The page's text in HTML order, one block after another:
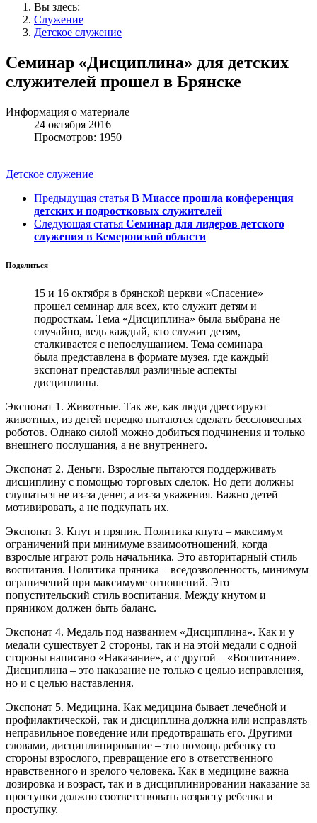
Вы здесь:
Служение
Детское служение
Семинар «Дисциплина» для детских
служителей прошел в Брянске
Информация о материале
24 октября 2016
Просмотров: 1950
Детское служение
Предыдущая статья В Миассе прошла конференция
детских и подростковых служителей
Следующая статья Семинар для лидеров детского
служения в Кемеровской области
Поделиться
15 и 16 октября в брянской церкви «Спасение»
прошел семинар для всех, кто служит детям и
подросткам. Тема «Дисциплина» была выбрана не
случайно, ведь каждый, кто служит детям,
сталкивается с непослушанием. Тема семинара
была представлена в формате музея, где каждый
экспонат представлял различные аспекты
дисциплины.
Экспонат 1. Животные. Так же, как люди дрессируют
животных, из детей нередко пытаются сделать бессловесных
роботов. Однако силой можно добиться подчинения и только
внешнего послушания, а не внутреннего.
Экспонат 2. Деньги. Взрослые пытаются поддерживать
дисциплину с помощью торговых сделок. Но дети должны
слушаться не из-за денег, а из-за уважения. Важно детей
мотивировать, а не подкупать их.
Экспонат 3. Кнут и пряник. Политика кнута – максимум
ограничений при минимуме взаимоотношений, когда
взрослые играют роль начальника. Это авторитарный стиль
воспитания. Политика пряника – вседозволенность, минимум
ограничений при максимуме отношений. Это
попустительский стиль воспитания. Между кнутом и
пряником должен быть баланс.
Экспонат 4. Медаль под названием «Дисциплина». Как и у
медали существует 2 стороны, так и на этой медали с одной
стороны написано «Наказание», а с другой – «Воспитание».
Дисциплина – это наказание не только с целью исправления,
но и с целью наставления.
Экспонат 5. Медицина. Как медицина бывает лечебной и
профилактической, так и дисциплина должна или исправлять
неправильное поведение или предотвращать его. Другими
словами, дисциплинирование – это помощь ребенку со
стороны взрослого, превращение его в ответственного
нравственного и зрелого человека. Как в медицине важна
дозировка и возраст, так и в дисциплинировании наказание за
проступки должно соответствовать возрасту ребенка и
проступку.